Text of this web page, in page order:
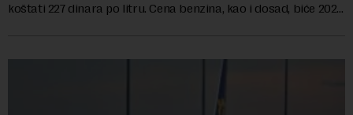
koštati 227 dinara po litru. Cena benzina, kao i dosad, biće 202